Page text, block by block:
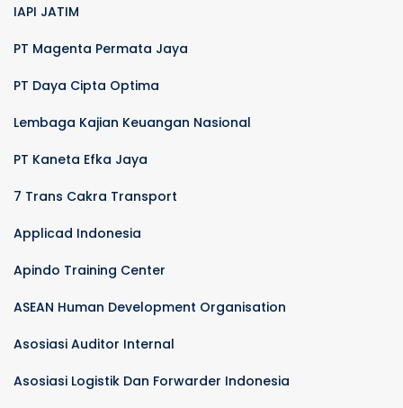
IAPI JATIM
PT Magenta Permata Jaya
PT Daya Cipta Optima
Lembaga Kajian Keuangan Nasional
PT Kaneta Efka Jaya
7 Trans Cakra Transport
Applicad Indonesia
Apindo Training Center
ASEAN Human Development Organisation
Asosiasi Auditor Internal
Asosiasi Logistik Dan Forwarder Indonesia